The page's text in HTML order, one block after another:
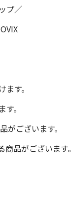
プ／
す。
。
ございます。
品がございます。